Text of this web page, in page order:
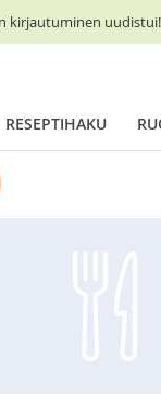
kirjautuminen
RESEPTIHAKU